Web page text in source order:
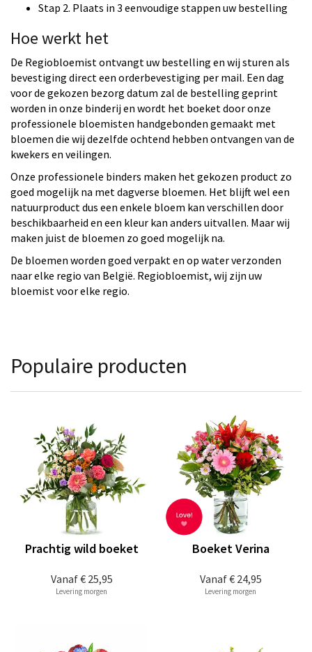
Stap 2. Plaats in 3 eenvoudige stappen uw bestelling
Hoe werkt het
De Regiobloemist ontvangt uw bestelling en wij sturen als
bevestiging direct een orderbevestiging per mail. Een dag
voor de gekozen bezorg datum zal de bestelling geprint
worden in onze binderij en wordt het boeket door onze
professionele bloemisten handgebonden gemaakt met
bloemen die wij dezelfde ochtend hebben ontvangen van de
kwekers en veilingen.
Onze professionele binders maken het gekozen product zo
goed mogelijk na met dagverse bloemen. Het blijft wel een
natuurproduct dus een enkele bloem kan verschillen door
beschikbaarheid en een kleur kan anders uitvallen. Maar wij
maken juist de bloemen zo goed mogelijk na.
De bloemen worden goed verpakt en op water verzonden
naar elke regio van België. Regiobloemist, wij zijn uw
bloemist voor elke regio.
Populaire producten
Vanaf€ 25,95
Prachtig wild boeket
Levering morgen
Vanaf€ 24,95
Boeket Verina
Levering morgen